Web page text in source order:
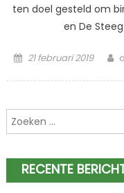
ten doel gesteld om
en De
Posted
21 februari 2019
Zoeken
naar:
RECENTE